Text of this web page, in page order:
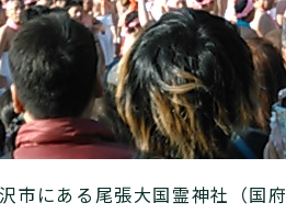
市にある尾張大国霊神社（国